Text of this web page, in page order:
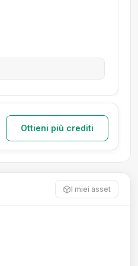
Ottieni più crediti
I miei asset